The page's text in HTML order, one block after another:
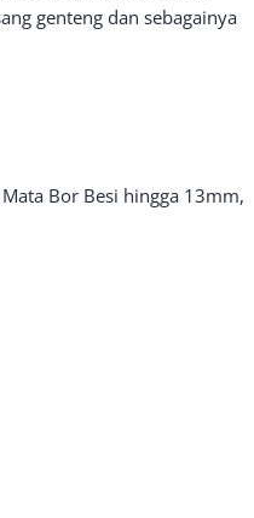
genteng dan sebagainya
Bor Besi hingga 13mm,